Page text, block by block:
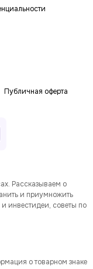
Публичная оферта
Рассказываем о
и приумножить
инвестидеи, советы по
о товарном знаке